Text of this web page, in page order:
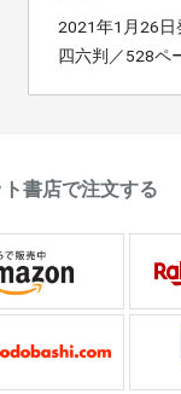
2021年1月26日
四六判／528ペ
書店で注文する